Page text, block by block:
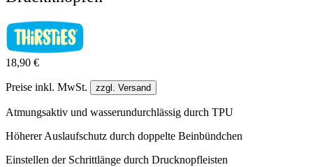
18,90 €
Preise inkl. MwSt. zzgl. Versand
Atmungsaktiv und wasserundurchlässig durch TPU
Höherer Auslaufschutz durch doppelte Beinbündchen
Einstellen der Schrittlänge durch Drucknopfleisten